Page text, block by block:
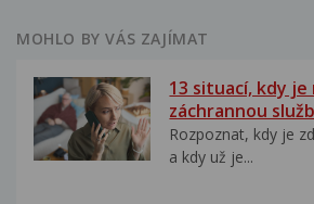
MOHLO BY VÁS ZAJÍMAT
13 situací, kdy
záchrannou
Rozpoznat, kdy je
a kdy už je...